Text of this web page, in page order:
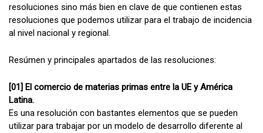
resoluciones sino más bien en clave de que contienen estas
resoluciones que podemos utilizar para el trabajo de incidencia
al nivel nacional y regional.
Resúmen y principales apartados de las resoluciones:
[01] El comercio de materias primas entre la UE y América
Latina.
Es una resolución con bastantes elementos que se pueden
utilizar para trabajar por un modelo de desarrollo diferente al